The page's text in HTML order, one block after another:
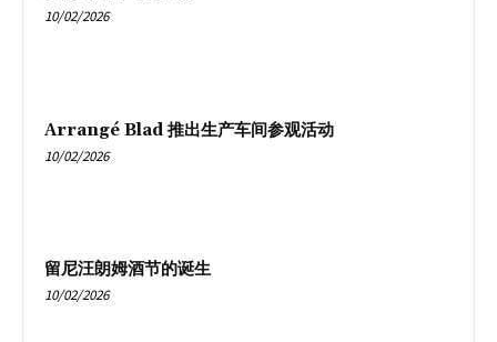
10/02/2026
Arrangé Blad 推出生产车间参观活动
10/02/2026
留尼汪朗姆酒节的诞生
10/02/2026